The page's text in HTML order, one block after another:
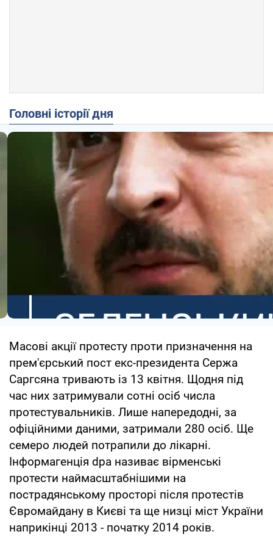
Головні історії дня
Масові акції протесту проти призначення на
прем'єрський пост екс-президента Сержа
Саргсяна тривають із 13 квітня. Щодня під
час них затримували сотні осіб числа
протестувальників. Лише напередодні, за
офіційними даними, затримали 280 осіб. Ще
семеро людей потрапили до лікарні.
Інформагенція dpa називає вірменські
протести наймасштабнішими на
пострадянському просторі після протестів
Євромайдану в Києві та ще низці міст України
наприкінці 2013 - початку 2014 років.